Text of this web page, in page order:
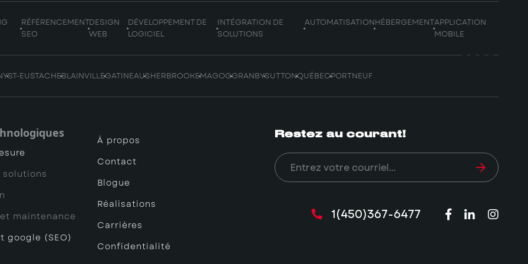
RÉFÉRENCEMENT
SEO
DESIGN
WEB
DÉVELOPPEMENT DE
LOGICIEL
INTÉGRATION DE
SOLUTIONS
AUTOMATISATIONHÉBERGEMENTAPPLICATION
MOBILE
ST-EUSTACHEBLAINVILLEGATINEAUSHERBROOKEMAGOGGRANBYSUTTONQUÉBECPORTNEUF
maintenance
google (SEO)
À propos
Contact
Blogue
Réalisations
Carrières
Confidentialité
Restez au courant!
1(450)367-6477